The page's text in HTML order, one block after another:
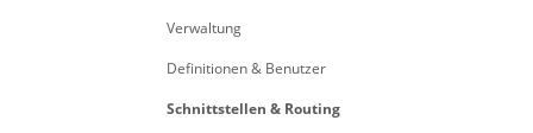
Verwaltung
Definitionen & Benutzer
Schnittstellen & Routing